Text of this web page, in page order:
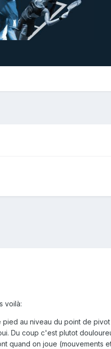
voilà:
au niveau du point de
Du coup c'est plutot
quand on joue (mouvements